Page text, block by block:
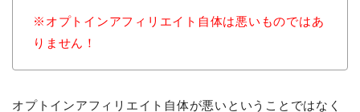
※オプトインアフィリエイト自体は悪いものではあ
りません！
オプトインアフィリエイト自体が悪いということではなく